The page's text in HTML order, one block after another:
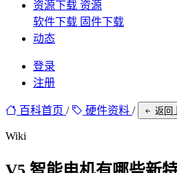
资源下载 资源
软件下载 固件下载
动态
登录
注册
百科首页 / 硬件资料 / 返回
Wiki